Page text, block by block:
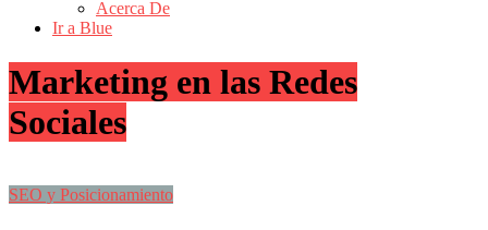
Colombia
Revista
iBlue
Marketing
|
Magazine
Mercadeo
Acerca De
Ir a Blue
Marketing en las Redes
Sociales
SEO y Posicionamiento